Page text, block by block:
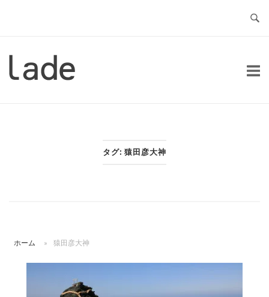
ー
タグ: 猿田彦大神
ホーム » 猿田彦大神